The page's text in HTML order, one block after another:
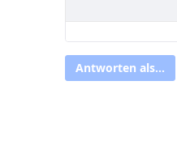
Antworten als...